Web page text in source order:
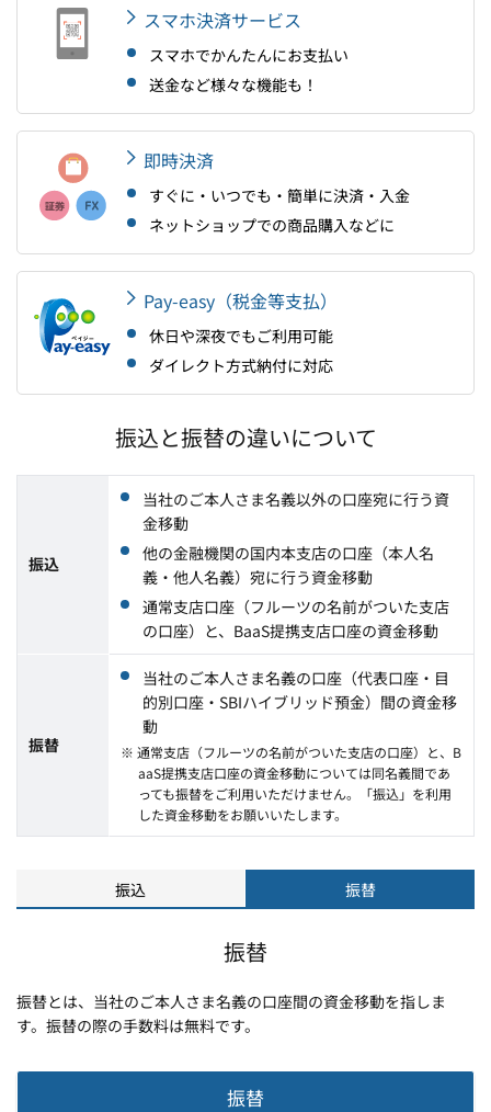
スマホ決済サービス
スマホでかんたんにお支払い
送金など様々な機能も！
即時決済
すぐに・いつでも・簡単に決済・入金
ネットショップでの商品購入などに
Pay-easy（税金等支払）
休日や深夜でもご利用可能
ダイレクト方式納付に対応
振込と振替の違いについて
振込
当社のご本人さま名義以外の口座宛に行う資
金移動
他の金融機関の国内本支店の口座（本人名
義・他人名義）宛に行う資金移動
通常支店口座（フルーツの名前がついた支店
の口座）と、BaaS提携支店口座の資金移動
振替
当社のご本人さま名義の口座（代表口座・目
的別口座・SBIハイブリッド預金）間の資金移
動
※ 通常支店（フルーツの名前がついた支店の口座）と、B
aaS提携支店口座の資金移動については同名義間であ
っても振替をご利用いただけません。「振込」を利用
した資金移動をお願いいたします。
振込 振替
振替
振替とは、当社のご本人さま名義の口座間の資金移動を指しま
す。振替の際の手数料は無料です。
振替